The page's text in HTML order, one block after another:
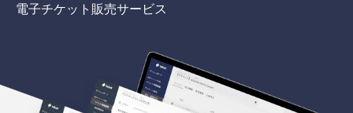
電子チケット販売サービス